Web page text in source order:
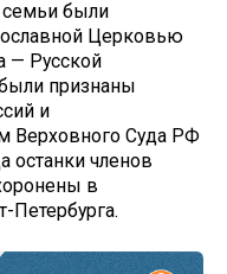
семьи были
Церковью
— Русской
признаны
и
Верховного Суда РФ
останки членов
в
Петербурга.